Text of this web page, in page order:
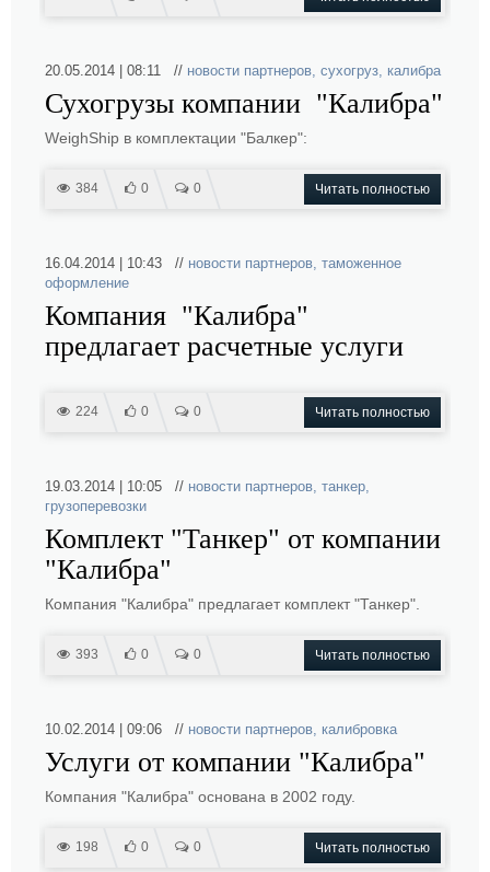
20.05.2014 | 08:11 // новости партнеров, сухогруз, калибра
Сухогрузы компании "Калибра"
WeighShip в комплектации "Балкер":
384 0 0 Читать полностью
16.04.2014 | 10:43 // новости партнеров, таможенное
оформление
Компания "Калибра"
предлагает расчетные услуги
224 0 0 Читать полностью
19.03.2014 | 10:05 // новости партнеров, танкер,
грузоперевозки
Комплект "Танкер" от компании
"Калибра"
Компания "Калибра" предлагает комплект "Танкер".
393 0 0 Читать полностью
10.02.2014 | 09:06 // новости партнеров, калибровка
Услуги от компании "Калибра"
Компания "Калибра" основана в 2002 году.
198 0 0 Читать полностью